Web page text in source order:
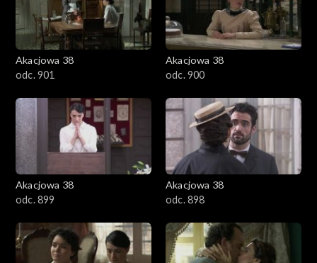
Akacjowa 38
odc. 901
Akacjowa 38
odc. 900
Akacjowa 38
odc. 899
Akacjowa 38
odc. 898